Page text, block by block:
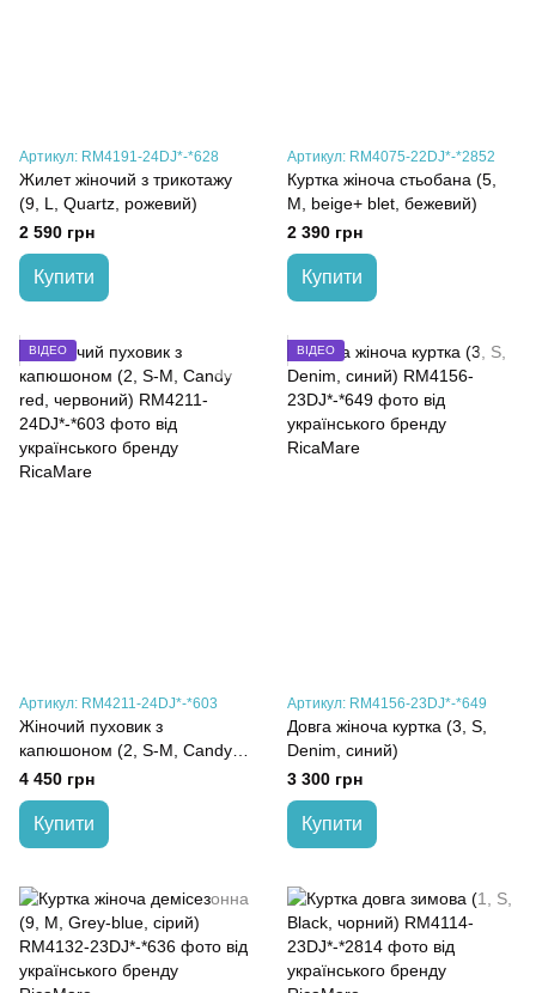
Артикул: RM4191-24DJ*-*628
Жилет жіночий з трикотажу
(9, L, Quartz, рожевий)
2 590 грн
Купити
Артикул: RM4075-22DJ*-*2852
Куртка жіноча стьобана (5,
M, beige+ blet, бежевий)
2 390 грн
Купити
ВІДЕО
Артикул: RM4211-24DJ*-*603
Жіночий пуховик з
капюшоном (2, S-M, Candy
red, червоний)
4 450 грн
Купити
ВІДЕО
Артикул: RM4156-23DJ*-*649
Довга жіноча куртка (3, S,
Denim, синий)
3 300 грн
Купити